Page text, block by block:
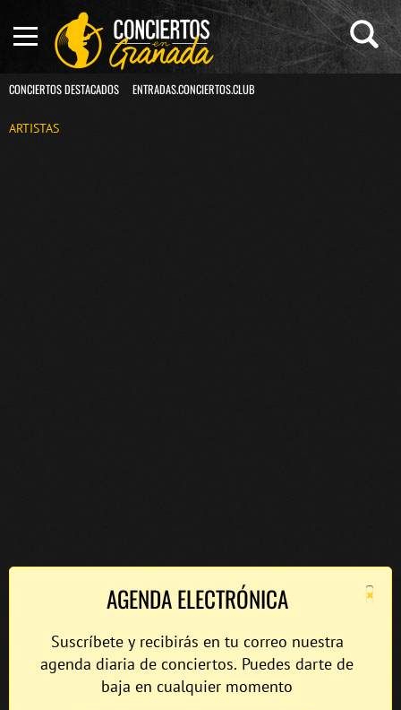
CONCIERTOS DESTACADOS ENTRADAS.CONCIERTOS.CLUB
ARTISTAS
×
AGENDA ELECTRÓNICA
Suscríbete y recibirás en tu correo nuestra
agenda diaria de conciertos. Puedes darte de
baja en cualquier momento